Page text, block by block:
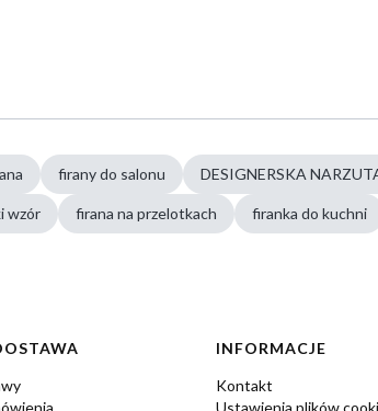
firany do salonu DESIGNERSKA
wzór firana na przelotkach firanka do kuchni
INFORMACJE
Kontakt
Ustawienia plików